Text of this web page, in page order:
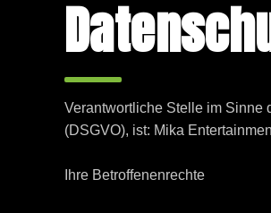
Verantwortliche Stelle im Sinne
(DSGVO), ist: Mika
Ihre Betroffenenrechte